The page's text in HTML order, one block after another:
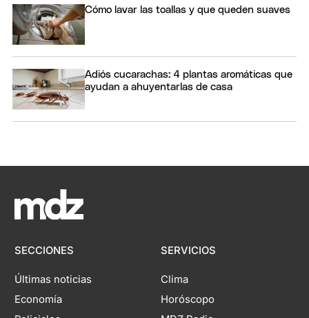
Cómo lavar las toallas y que queden suaves
Adiós cucarachas: 4 plantas aromáticas que
ayudan a ahuyentarlas de casa
SECCIONES
Últimas noticias
Economía
SERVICIOS
Clima
Horóscopo